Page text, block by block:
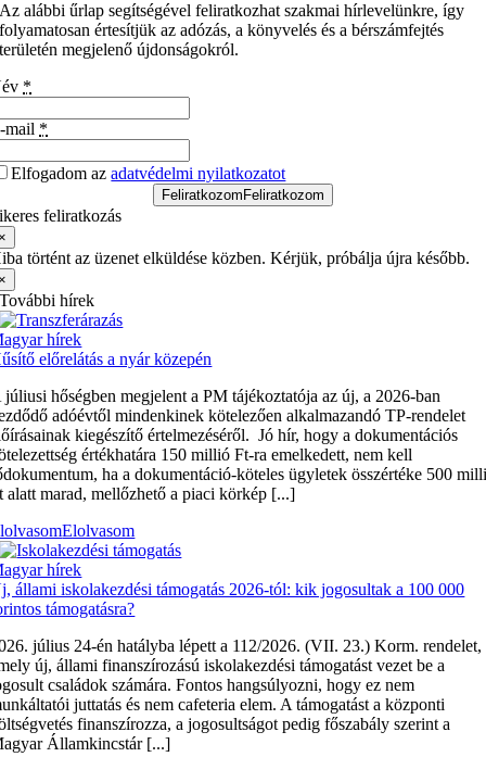
Az alábbi űrlap segítségével feliratkozhat szakmai hírlevelünkre, így
folyamatosan értesítjük az adózás, a könyvelés és a bérszámfejtés
területén megjelenő újdonságokról.
*
mail *
Elfogadom azadatvédelmi nyilatkozatot
Feliratkozom Feliratkozom
feliratkozás
történt az üzenet elküldése közben. Kérjük, próbálja újra később.
További hírek
hírek
előrelátás a nyár közepén
júliusi hőségben megjelent a PM tájékoztatója az új, a 2026-ban
adóévtől mindenkinek kötelezően alkalmazandó TP-rendelet
kiegészítő értelmezéséről. Jó hír, hogy a dokumentációs
értékhatára 150 millió Ft-ra emelkedett, nem kell
ha a dokumentáció-köteles ügyletek összértéke 500
alatt marad, mellőzhető a piaci körkép [...]
Elolvasom
hírek
állami iskolakezdési támogatás 2026-tól: kik jogosultak a 100 000
támogatásra?
július 24-én hatályba lépett a 112/2026. (VII. 23.) Korm. rendelet,
új, állami finanszírozású iskolakezdési támogatást vezet be a
családok számára. Fontos hangsúlyozni, hogy ez nem
juttatás és nem cafeteria elem. A támogatást a központi
finanszírozza, a jogosultságot pedig főszabály szerint a
Államkincstár [...]